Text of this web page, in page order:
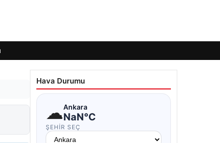
Hava Durumu
☁Ankara
NaN°C
ŞEHIR SEÇ